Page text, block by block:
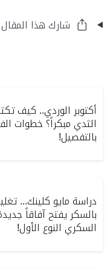
شارك هذا المقال
أكتوبر الوردي.. كيف
الثدي مبكراً؟ خطوات
بالتفصيل!
دراسة مايو كلينك...
بالسكر يفتح آفاقاً
السكري النوع الأول!